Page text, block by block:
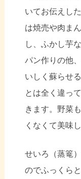
いてお伝えし
は焼売や肉ま
し、ふかし芋
パン作りの他
いしく蘇らせ
とは全く違っ
きます。 野菜
くなくて美味
せいろ（蒸篭
のでふっくら